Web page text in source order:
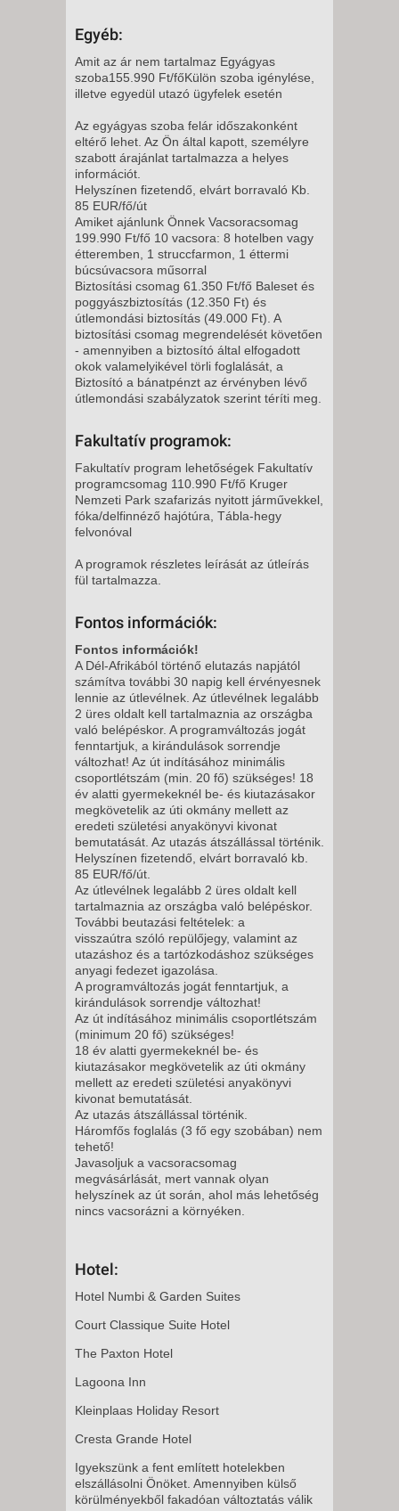
Egyéb:
Amit az ár nem tartalmaz Egyágyas
szoba155.990 Ft/főKülön szoba igénylése,
illetve egyedül utazó ügyfelek esetén
Az egyágyas szoba felár időszakonként
eltérő lehet. Az Ön által kapott, személyre
szabott árajánlat tartalmazza a helyes
információt.
Helyszínen fizetendő, elvárt borravaló Kb.
85 EUR/fő/út
Amiket ajánlunk Önnek Vacsoracsomag
199.990 Ft/fő 10 vacsora: 8 hotelben vagy
étteremben, 1 struccfarmon, 1 éttermi
búcsúvacsora műsorral
Biztosítási csomag 61.350 Ft/fő Baleset és
poggyászbiztosítás (12.350 Ft) és
útlemondási biztosítás (49.000 Ft). A
biztosítási csomag megrendelését követően
- amennyiben a biztosító által elfogadott
okok valamelyikével törli foglalását, a
Biztosító a bánatpénzt az érvényben lévő
útlemondási szabályzatok szerint téríti meg.
Fakultatív programok:
Fakultatív program lehetőségek Fakultatív
programcsomag 110.990 Ft/fő Kruger
Nemzeti Park szafarizás nyitott járművekkel,
fóka/delfinnéző hajótúra, Tábla-hegy
felvonóval
A programok részletes leírását az útleírás
fül tartalmazza.
Fontos információk:
Fontos információk!
A Dél-Afrikából történő elutazás napjától
számítva további 30 napig kell érvényesnek
lennie az útlevélnek. Az útlevélnek legalább
2 üres oldalt kell tartalmaznia az országba
való belépéskor. A programváltozás jogát
fenntartjuk, a kirándulások sorrendje
változhat! Az út indításához minimális
csoportlétszám (min. 20 fő) szükséges! 18
év alatti gyermekeknél be- és kiutazásakor
megkövetelik az úti okmány mellett az
eredeti születési anyakönyvi kivonat
bemutatását. Az utazás átszállással történik.
Helyszínen fizetendő, elvárt borravaló kb.
85 EUR/fő/út.
Az útlevélnek legalább 2 üres oldalt kell
tartalmaznia az országba való belépéskor.
További beutazási feltételek: a
visszaútra szóló repülőjegy, valamint az
utazáshoz és a tartózkodáshoz szükséges
anyagi fedezet igazolása.
A programváltozás jogát fenntartjuk, a
kirándulások sorrendje változhat!
Az út indításához minimális csoportlétszám
(minimum 20 fő) szükséges!
18 év alatti gyermekeknél be- és
kiutazásakor megkövetelik az úti okmány
mellett az eredeti születési anyakönyvi
kivonat bemutatását.
Az utazás átszállással történik.
Háromfős foglalás (3 fő egy szobában) nem
tehető!
Javasoljuk a vacsoracsomag
megvásárlását, mert vannak olyan
helyszínek az út során, ahol más lehetőség
nincs vacsorázni a környéken.
Hotel:
Hotel Numbi & Garden Suites
Court Classique Suite Hotel
The Paxton Hotel
Lagoona Inn
Kleinplaas Holiday Resort
Cresta Grande Hotel
Igyekszünk a fent említett hotelekben
elszállásolni Önöket. Amennyiben külső
körülményekből fakadóan változtatás válik